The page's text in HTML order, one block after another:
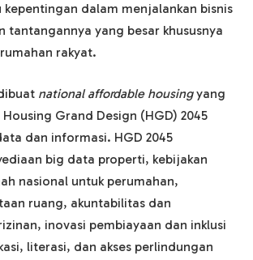
kepentingan dalam menjalankan bisnis
tantangannya yang besar khususnya
rakyat.
national affordable housingyang
Grand Design (HGD) 2045
dan informasi. HGD 2045
big data properti, kebijakan
nasional untuk perumahan,
ruang, akuntabilitas dan
inovasi pembiayaan dan inklusi
literasi, dan akses perlindungan